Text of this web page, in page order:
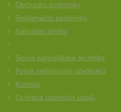
Obchodní podmínky
Reklamační podmínky
Náhradní plnění
Servis kancelářské techniky
Potisk reklamních předmětů
Kontakt
Ochrana osobních údajů